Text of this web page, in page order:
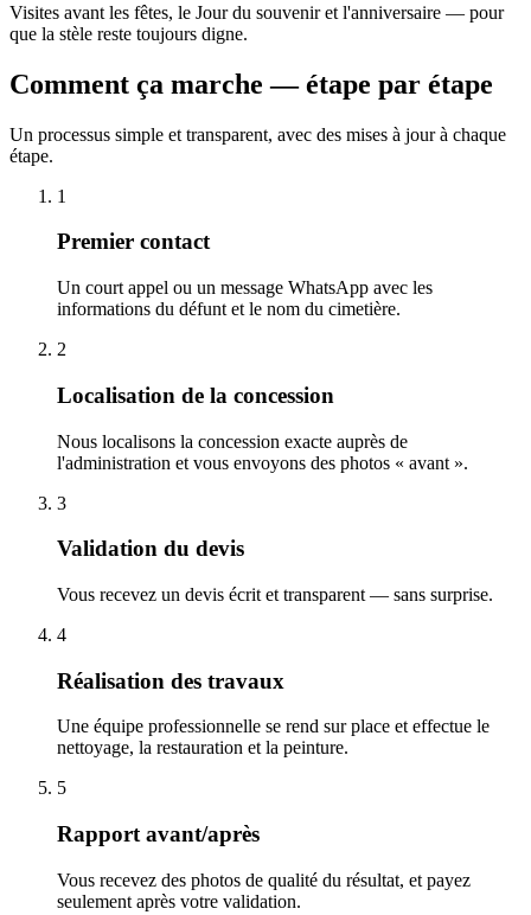
Visites avant les fêtes, le Jour du souvenir et l'anniversaire — pour
que la stèle reste toujours digne.
Comment ça marche — étape par étape
Un processus simple et transparent, avec des mises à jour à chaque
étape.
1
Premier contact
Un court appel ou un message WhatsApp avec les
informations du défunt et le nom du cimetière.
2
Localisation de la concession
Nous localisons la concession exacte auprès de
l'administration et vous envoyons des photos « avant ».
3
Validation du devis
Vous recevez un devis écrit et transparent — sans surprise.
4
Réalisation des travaux
Une équipe professionnelle se rend sur place et effectue le
nettoyage, la restauration et la peinture.
5
Rapport avant/après
Vous recevez des photos de qualité du résultat, et payez
seulement après votre validation.